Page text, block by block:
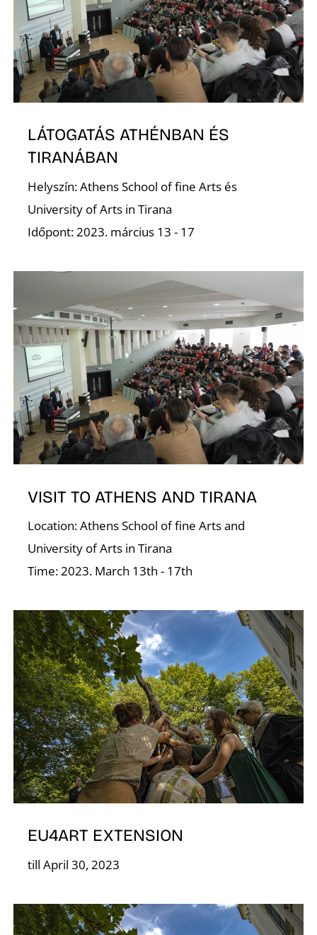
LÁTOGATÁS ATHÉNBAN ÉS
TIRANÁBAN
Helyszín: Athens School of fine Arts és
University of Arts in Tirana
Időpont: 2023. március 13 - 17
VISIT TO ATHENS AND TIRANA
Location: Athens School of fine Arts and
University of Arts in Tirana
Time: 2023. March 13th - 17th
EU4ART EXTENSION
till April 30, 2023